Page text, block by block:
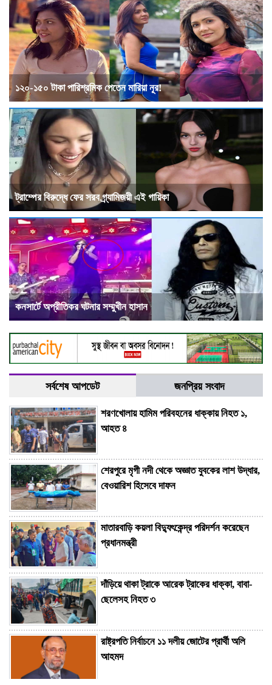
১২০-১৫০ টাকা পারিশ্রমিক পেতেন মারিয়া নূর!
ট্রাম্পের বিরুদ্ধে ফের সরব গ্র্যামিজয়ী এই গায়িকা
কনসার্টে অপ্রীতিকর ঘটনার সম্মুখীন হাসান
সর্বশেষ আপডেট জনপ্রিয় সংবাদ
শরণখোলায় হামিম পরিবহনের ধাক্কায় নিহত ১,
আহত ৪
শেরপুরে মৃগী নদী থেকে অজ্ঞাত যুবকের লাশ উদ্ধার,
বেওয়ারিশ হিসেবে দাফন
মাতারবাড়ি কয়লা বিদ্যুৎকেন্দ্র পরিদর্শন করেছেন
প্রধানমন্ত্রী
দাঁড়িয়ে থাকা ট্রাকে আরেক ট্রাকের ধাক্কা, বাবা-
ছেলেসহ নিহত ৩
রাষ্ট্রপতি নির্বাচনে ১১ দলীয় জোটের প্রার্থী অলি
আহমদ